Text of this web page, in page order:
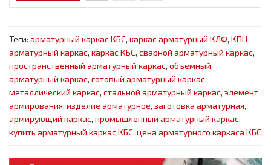
Теги: арматурный каркас КБС, каркас арматурный КЛФ, КПЦ,
арматурный каркас, каркас КБС, сварной арматурный каркас,
пространственный арматурный каркас, объемный
арматурный каркас, готовый арматурный каркас,
металлический каркас, стальной арматурный каркас, элемент
армирования, изделие арматурное, заготовка арматурная,
армирующий каркас, промышленный арматурный каркас,
купить арматурный каркас КБС, цена арматурного каркаса КБС